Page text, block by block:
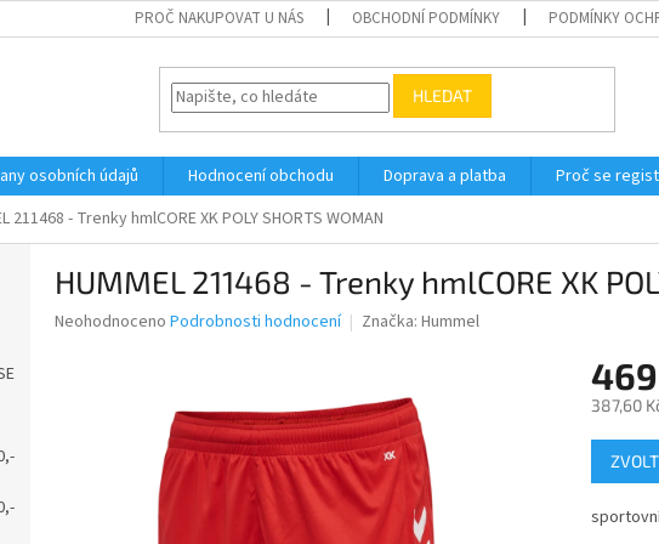
PROČ NAKUPOVAT U NÁS OBCHODNÍ PODMÍNKY PODMÍNKY
HLEDAT
osobních údajů Hodnocení obchodu Doprava a platba Proč se
211468 - Trenky hmlCORE XK POLY SHORTS WOMAN
HUMMEL 211468 - Trenky hmlCORE XK
Průměrné
Neohodnoceno Podrobnosti hodnocení Značka: Hummel
387,60
Měrná
cena: